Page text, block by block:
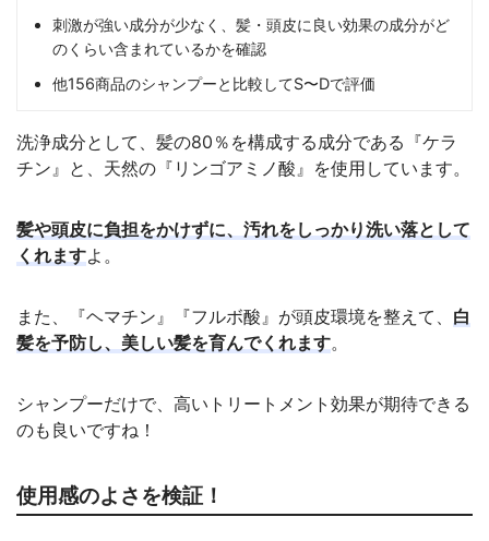
刺激が強い成分が少なく、髪・頭皮に良い効果の成分がど
のくらい含まれているかを確認
他156商品のシャンプーと比較してS〜Dで評価
洗浄成分として、髪の80％を構成する成分である『ケラ
チン』と、天然の『リンゴアミノ酸』を使用しています。
髪や頭皮に負担をかけずに、汚れをしっかり洗い落として
くれますよ。
また、『ヘマチン』『フルボ酸』が頭皮環境を整えて、 白
髪を予防し、美しい髪を育んでくれます。
シャンプーだけで、高いトリートメント効果が期待できる
のも良いですね！
使用感のよさを検証！